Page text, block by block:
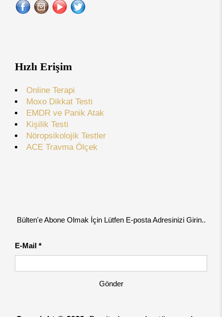
Hızlı Erişim
Online Terapi
Moxo Dikkat Testi
EMDR ve Panik Atak
Kişilik Testi
Nöropsikolojik Testler
ACE Travma Ölçek
Bülten'e Abone Olmak İçin Lütfen E-posta Adresinizi Girin..
E-Mail *
Gönder